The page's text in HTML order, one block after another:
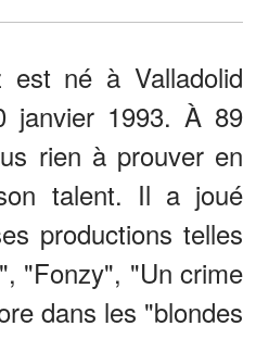
est né à Valladolid
janvier 1993. À 89
rien à prouver en
talent. Il a joué
productions telles
"Fonzy", "Un crime
dans les "blondes